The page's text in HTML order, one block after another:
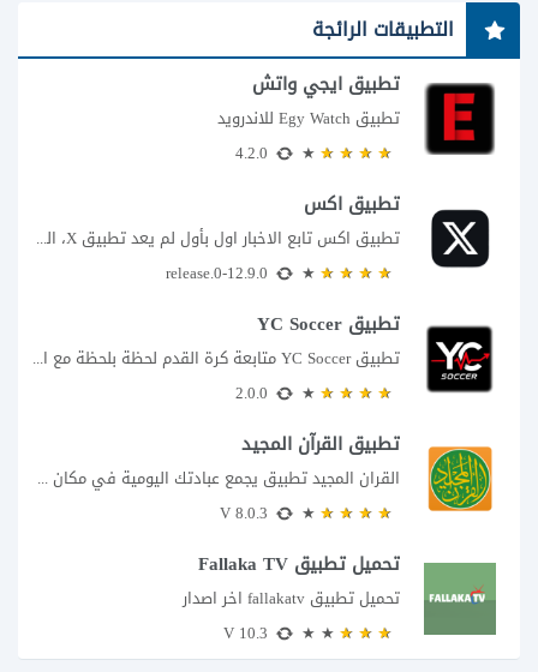
التطبيقات الرائجة
تطبيق ايجي واتش
تطبيق Egy Watch للاندرويد
تطبيق اكس
تطبيق اكس تابع الاخبار اول بأول لم يعد تطبيق X، المعروف سابقا باسم تويتر،...
تطبيق YC Soccer
تطبيق YC Soccer متابعة كرة القدم لحظة بلحظة مع اقتراب مباراة مصر والأرجنتين في...
تطبيق القرآن المجيد
القران المجيد تطبيق يجمع عبادتك اليومية في مكان واحد إذا كنت تبحث عن تطبيق...
تحميل تطبيق Fallaka TV
تحميل تطبيق fallakatv اخر اصدار